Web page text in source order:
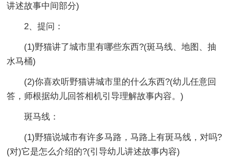
讲述故事中间部分)
2、提问：
(1)野猫讲了城市里有哪些东西?(斑马线、地图、抽
水马桶)
(2)你喜欢听野猫讲城市里的什么东西?(幼儿任意回
答，师根据幼儿回答相机引导理解故事内容。)
斑马线：
(1)野猫说城市有许多马路，马路上有斑马线，对吗?
(对)它是怎么介绍的?(引导幼儿讲述故事内容)